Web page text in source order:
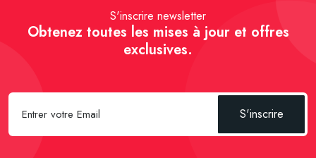
S'inscrire newsletter
Obtenez toutes les mises à jour et offres
exclusives.
S'inscrire